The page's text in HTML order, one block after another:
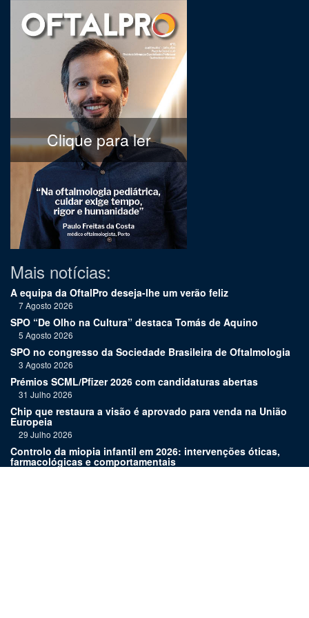
Clique para ler
Mais notícias:
A equipa da OftalPro deseja-lhe um verão feliz
7 Agosto 2026
SPO “De Olho na Cultura” destaca Tomás de Aquino
5 Agosto 2026
SPO no congresso da Sociedade Brasileira de Oftalmologia
3 Agosto 2026
Prémios SCML/Pfizer 2026 com candidaturas abertas
31 Julho 2026
Chip que restaura a visão é aprovado para venda na União
Europeia
29 Julho 2026
Controlo da miopia infantil em 2026: intervenções óticas,
farmacológicas e comportamentais